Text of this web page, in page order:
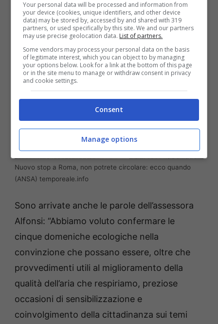
avranno una deroga.
Nuovo stop a Roma, non potrete circolare: ecco quando
(ANSA) temporeale.info
Sono arrivate anche le parole dell’assessora
Alfonsi: “Abbiamo voluto confermare le
cinque domeniche ecologiche nella
convinzione che possano essere, oltre che
provvedimenti utili al miglioramento della
qualità dell’aria che respiriamo, preziose
occasioni di sensibilizzazione e
coinvolgimento della cittadinanza sui temi
Your personal data will be processed and information from
your device (cookies, unique identifiers, and other device
data) may be stored by, accessed by and shared with 319
partners, or used specifically by this site. We and our partners
may use precise geolocation data. List of partners.
Some vendors may process your personal data on the basis
of legitimate interest, which you can object to by managing
your options below. Look for a link at the bottom of this page
or in the site menu to manage or withdraw consent in privacy
and cookie settings.
Consent
Manage options